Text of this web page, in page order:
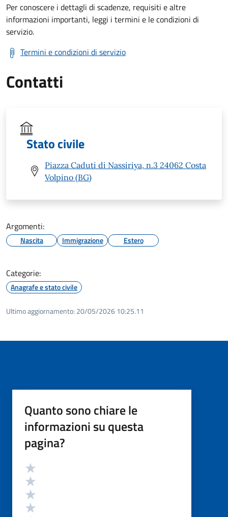
Per conoscere i dettagli di scadenze, requisiti e altre
informazioni importanti, leggi i termini e le condizioni di
servizio.
Termini e condizioni di servizio
Contatti
Stato civile
Piazza Caduti di Nassiriya, n.3 24062 Costa
Volpino (BG)
Argomenti:
Nascita Immigrazione Estero
Categorie:
Anagrafe e stato civile
Ultimo aggiornamento: 20/05/2026 10:25.11
Quanto sono chiare le
informazioni su questa
pagina?
Valutazione